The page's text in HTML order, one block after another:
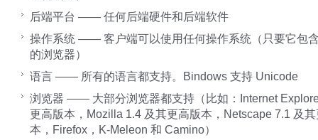
后端平台 —— 任何后端硬件和后端软件
操作系统 —— 客户端可以使用任何操作系统（只要它包
的浏览器）
语言 —— 所有的语言都支持。Bindows 支持 Unicode
浏览器 —— 大部分浏览器都支持（比如：Internet
更高版本，Mozilla 1.4 及其更高版本，Netscape 7.1 及
本，Firefox，K-Meleon 和 Camino）